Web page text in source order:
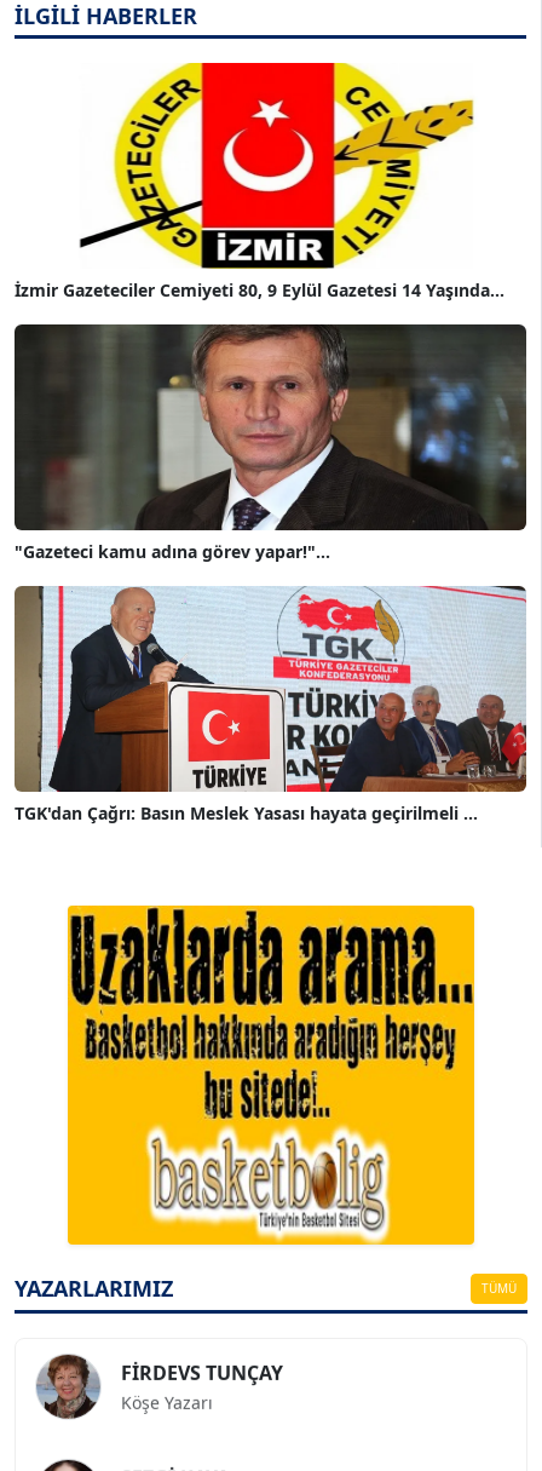
İLGİLİ HABERLER
İzmir Gazeteciler Cemiyeti 80, 9 Eylül Gazetesi 14 Yaşında...
"Gazeteci kamu adına görev yapar!"...
TGK'dan Çağrı: Basın Meslek Yasası hayata geçirilmeli ...
YAZARLARIMIZ TÜMÜ
A. BAHRİ VRESKALA
Köşe Yazarı
ESAT ERÇETİNGÖZ
Köşe Yazarı
Köşe Yazarı